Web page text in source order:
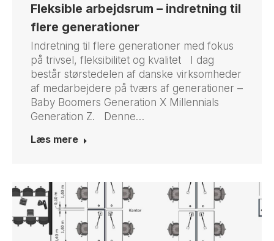
Fleksible arbejdsrum – indretning til
flere generationer
Indretning til flere generationer med fokus
på trivsel, fleksibilitet og kvalitet I dag
består størstedelen af danske virksomheder
af medarbejdere på tværs af generationer –
Baby Boomers Generation X Millennials
Generation Z. Denne…
Læs mere